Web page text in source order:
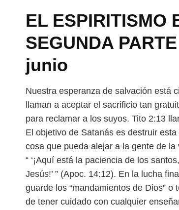
EL ESPIRITISMO
SEGUNDA
junio
Nuestra esperanza de salvación está
llaman a aceptar el sacrificio tan
para reclamar a los suyos. Tito 2:13
El objetivo de Satanás es destruir
cosa que pueda alejar a la gente de
“ ‘¡Aquí está la paciencia de los
Jesús!’ ” (Apoc. 14:12). En la lucha
guarde los “mandamientos de Dios” o
de tener cuidado con cualquier